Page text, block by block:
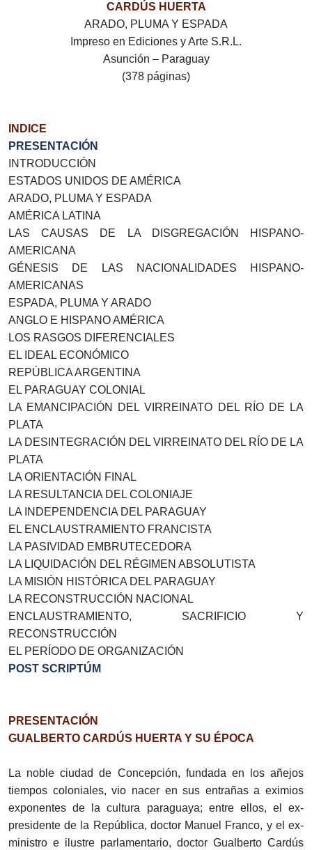
CARDÚS HUERTA
ARADO, PLUMA Y ESPADA
Impreso en Ediciones y Arte S.R.L.
Asunción – Paraguay
(378 páginas)
INDICE
PRESENTACIÓN
INTRODUCCIÓN
ESTADOS UNIDOS DE AMÉRICA
ARADO, PLUMA Y ESPADA
AMÉRICA LATINA
LAS CAUSAS DE LA DISGREGACIÓN HISPANO-
AMERICANA
GÉNESIS DE LAS NACIONALIDADES HISPANO-
AMERICANAS
ESPADA, PLUMA Y ARADO
ANGLO E HISPANO AMÉRICA
LOS RASGOS DIFERENCIALES
EL IDEAL ECONÓMICO
REPÚBLICA ARGENTINA
EL PARAGUAY COLONIAL
LA EMANCIPACIÓN DEL VIRREINATO DEL RÍO DE LA
PLATA
LA DESINTEGRACIÓN DEL VIRREINATO DEL RÍO DE LA
PLATA
LA ORIENTACIÓN FINAL
LA RESULTANCIA DEL COLONIAJE
LA INDEPENDENCIA DEL PARAGUAY
EL ENCLAUSTRAMIENTO FRANCISTA
LA PASIVIDAD EMBRUTECEDORA
LA LIQUIDACIÓN DEL RÉGIMEN ABSOLUTISTA
LA MISIÓN HISTÓRICA DEL PARAGUAY
LA RECONSTRUCCIÓN NACIONAL
ENCLAUSTRAMIENTO, SACRIFICIO Y
RECONSTRUCCIÓN
EL PERÍODO DE ORGANIZACIÓN
POST SCRIPTÚM
PRESENTACIÓN
GUALBERTO CARDÚS HUERTA Y SU ÉPOCA
La noble ciudad de Concepción, fundada en los añejos
tiempos coloniales, vio nacer en sus entrañas a eximios
exponentes de la cultura paraguaya; entre ellos, el ex-
presidente de la República, doctor Manuel Franco, y el ex-
ministro e ilustre parlamentario, doctor Gualberto Cardús